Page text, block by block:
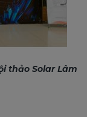
thảo Solar Lâm